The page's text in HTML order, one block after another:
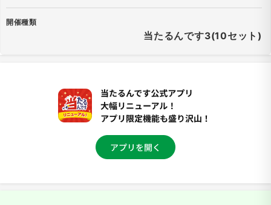
開催種類
当たるんです3(10セット)